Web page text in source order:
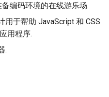
编码环境的在线游乐场.
用于帮助 JavaScript 和 CSS
用程序.
.